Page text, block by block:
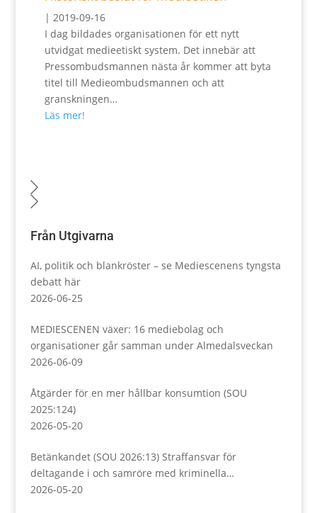
Från Utgivarna
AI, politik och blankröster – se Mediescenens tyngsta
debatt här
2026-06-25
MEDIESCENEN växer: 16 mediebolag och
organisationer går samman under Almedalsveckan
2026-06-09
Åtgärder för en mer hållbar konsumtion (SOU
2025:124)
2026-05-20
Betänkandet (SOU 2026:13) Straffansvar för
deltagande i och samröre med kriminella
sammanslutningar
2026-05-20